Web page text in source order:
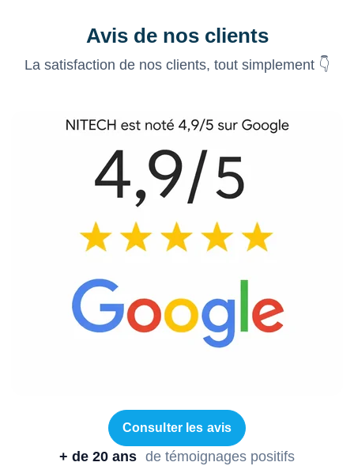
Avis de nos clients
La satisfaction de nos clients, tout simplement 👇
Consulter les avis
+ de 20 ans de témoignages positifs